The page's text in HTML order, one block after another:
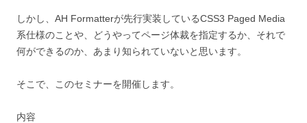
しかし、AH Formatterが先行実装しているCSS3 Paged Media
系仕様のことや、どうやってページ体裁を指定するか、それで
何ができるのか、あまり知られていないと思います。
そこで、このセミナーを開催します。
内容